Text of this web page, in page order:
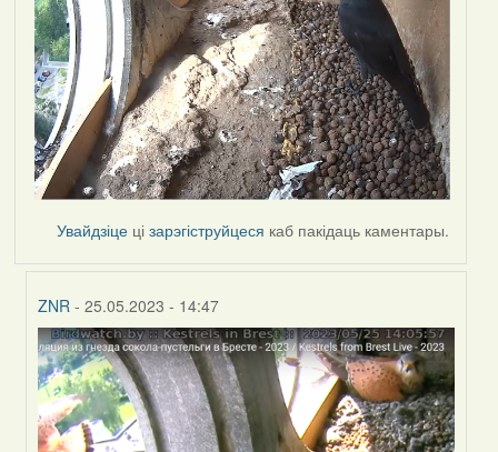
Увайдзіце цізарэгіструйцеся каб пакідаць каментары.
ZNR - 25.05.2023 - 14:47
In
reply
to
by
Harrier